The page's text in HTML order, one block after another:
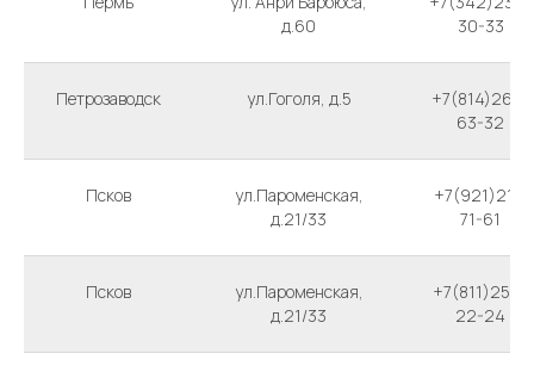
д.60
30-33
Петрозаводск ул.Гоголя, д.5
+7(814)263-
63-32
Псков
ул.Пароменская,
д.21/33
+7(921)211-
71-61
Псков
ул.Пароменская,
д.21/33
+7(811)256-
22-24